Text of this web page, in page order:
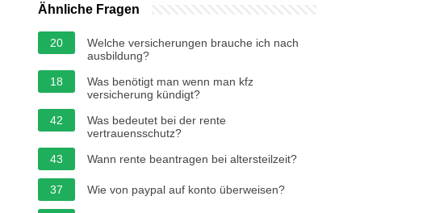
Ähnliche Fragen
20
Welche versicherungen brauche ich nach
ausbildung?
18
Was benötigt man wenn man kfz
versicherung kündigt?
42
Was bedeutet bei der rente
vertrauensschutz?
43
Wann rente beantragen bei altersteilzeit?
37 Wie von paypal auf konto überweisen?